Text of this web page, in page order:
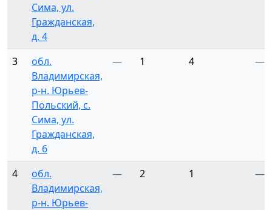
Сима, ул.
Гражданская,
д. 4
3
обл.
Владимирская,
р-н. Юрьев-
Польский, с.
Сима, ул.
Гражданская,
д. 6
— 1 4 —
4
обл.
Владимирская,
р-н. Юрьев-
— 2 1 —